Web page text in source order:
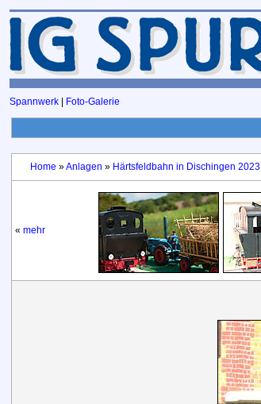
Spannwerk Foto-Galerie
Home »Anlagen » Härtsfeldbahn in Dischingen 2023
« mehr